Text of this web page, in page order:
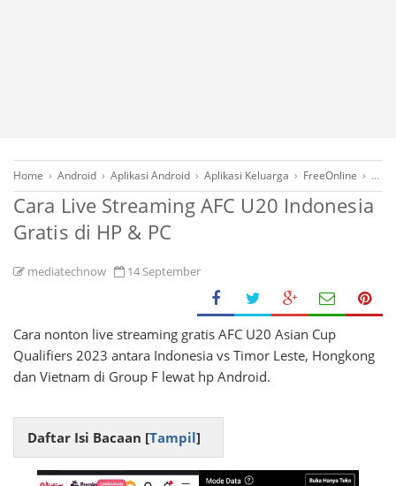
Home › Android › Aplikasi Android › Aplikasi Keluarga › FreeOnline ›
Cara Live Streaming AFC U20 Indonesia
Gratis di HP & PC
mediatechnow 14 September
Cara nonton live streaming gratis AFC U20 Asian Cup
Qualifiers 2023 antara Indonesia vs Timor Leste, Hongkong
dan Vietnam di Group F lewat hp Android.
Daftar Isi Bacaan [Tampil]